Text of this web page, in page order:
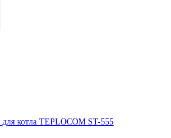
котла TEPLOCOM ST-555